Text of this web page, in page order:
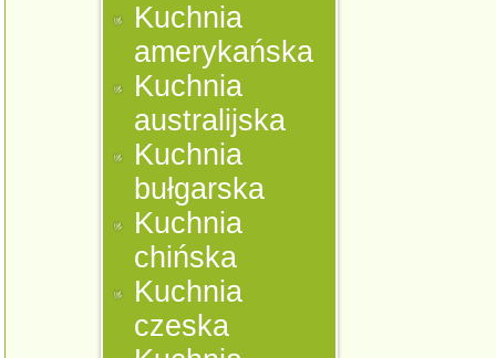
Kuchnia
amerykańska
Kuchnia
australijska
Kuchnia
bułgarska
Kuchnia
chińska
Kuchnia
czeska